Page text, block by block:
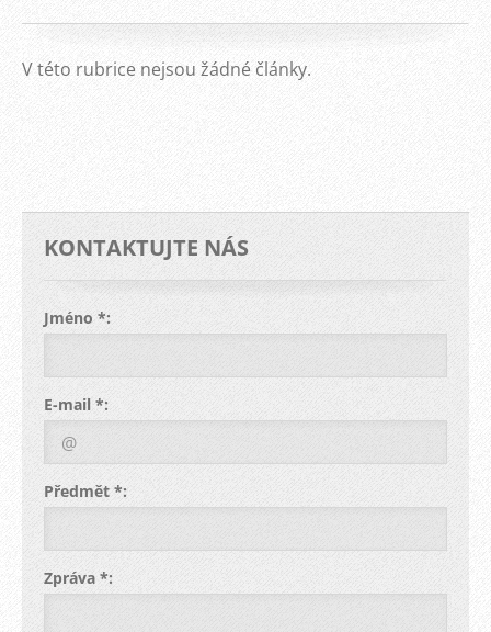
V této rubrice nejsou žádné články.
KONTAKTUJTE NÁS
Jméno *:
E-mail *:
Předmět *:
Zpráva *: